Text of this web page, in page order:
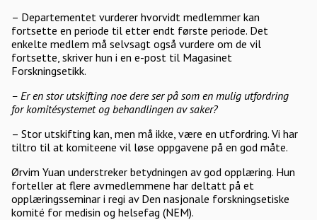
– Departementet vurderer hvorvidt medlemmer kan
fortsette en periode til etter endt første periode. Det
enkelte medlem må selvsagt også vurdere om de vil
fortsette, skriver hun i en e-post til Magasinet
Forskningsetikk.
– Er en stor utskifting noe dere ser på som en mulig utfordring
for komitésystemet og behandlingen av saker?
– Stor utskifting kan, men må ikke, være en utfordring. Vi har
tiltro til at komiteene vil løse oppgavene på en god måte.
Ørvim Yuan understreker betydningen av god opplæring. Hun
forteller at flere av medlemmene har deltatt på et
opplæringsseminar i regi av Den nasjonale forskningsetiske
komité for medisin og helsefag (NEM).